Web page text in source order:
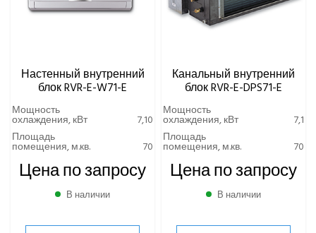
Настенный внутренний
блок RVR-E-W71-E
Мощность
охлаждения, кВт
7,10
Площадь
помещения, м.кв. 70
Цена по запросу
В наличии
Канальный внутренний
блок RVR-E-DPS71-E
Мощность
охлаждения, кВт
7,1
Площадь
помещения, м.кв. 70
Цена по запросу
В наличии